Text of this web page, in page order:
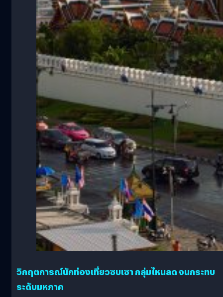
วิกฤตการณ์นักท่องเที่ยวซบเซา กลุ่มไหนลด จนกระทบ
ระดับมหภาค